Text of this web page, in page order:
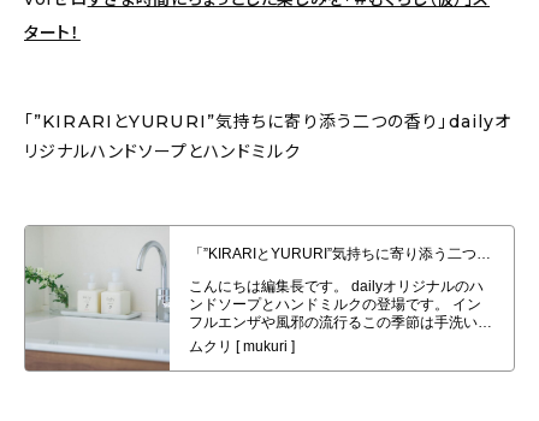
タート！
「”KIRARIとYURURI”気持ちに寄り添う二つの香り」dailyオ
リジナルハンドソープとハンドミルク
「”KIRARIとYURURI”気持ちに寄り添う二つの香り」dailyオリジナルハン
ドソープとハンドミルク発売！